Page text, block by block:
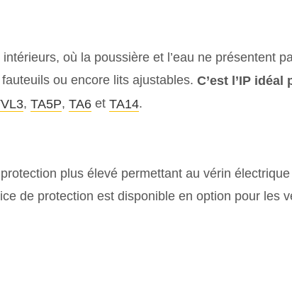
où la poussière et l’eau ne présentent
ou encore lits ajustables. C’est l’IP
, TA5P, TA6 et TA14.
plus élevé permettant au vérin
de protection est disponible en option pour les